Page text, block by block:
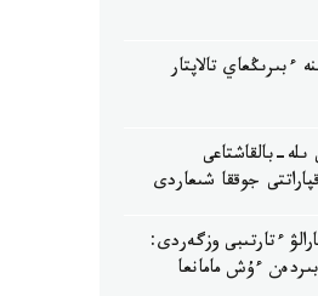
ءبىرىڭعاي تالاپتار
ىلە-بالقاشتاعى
جوققا شىعاردى
ءتارتىبى وزگەردى:
ءۇش مامانعا